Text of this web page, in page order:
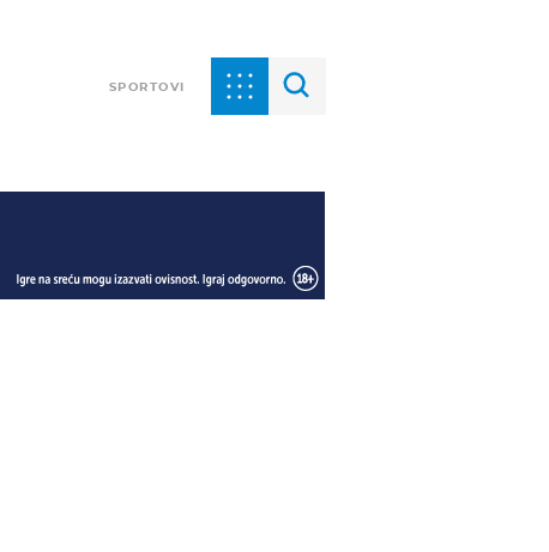
SPORTOVI